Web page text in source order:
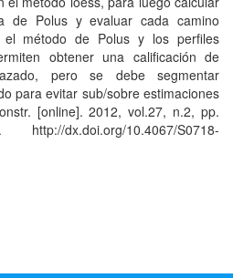
de Polus y evaluar cada camino
el método de Polus y los perfiles
obtener una calificación de
pero se debe segmentar
para evitar sub/sobre estimaciones
[online]. 2012, vol.27, n.2, pp.
dx.doi.org/10.4067/S0718-